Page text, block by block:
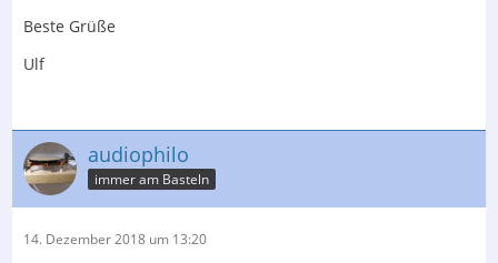
Beste Grüße
Ulf
audiophilo
immer am Basteln
14. Dezember 2018 um 13:20